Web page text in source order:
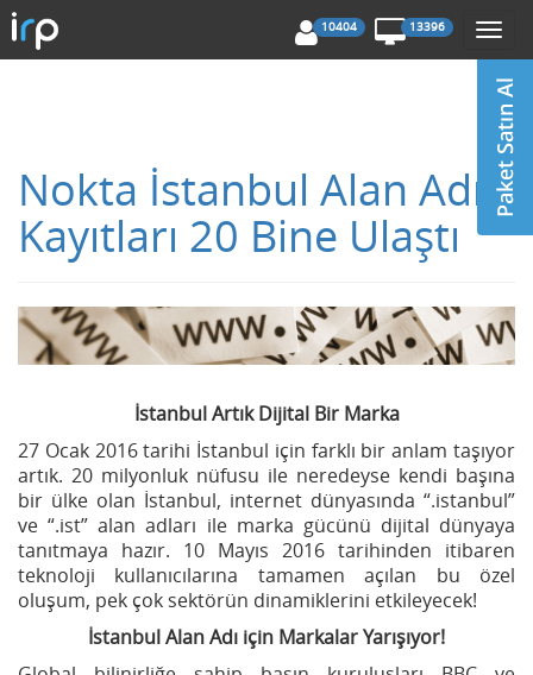
10404 13396
Nokta İstanbul Alan Adı
Kayıtları 20 Bine Ulaştı
İstanbul Artık Dijital Bir Marka
27 Ocak 2016 tarihi İstanbul için farklı bir anlam taşıyor
artık. 20 milyonluk nüfusu ile neredeyse kendi başına
bir ülke olan İstanbul, internet dünyasında “.istanbul”
ve “.ist” alan adları ile marka gücünü dijital dünyaya
tanıtmaya hazır. 10 Mayıs 2016 tarihinden itibaren
teknoloji kullanıcılarına tamamen açılan bu özel
oluşum, pek çok sektörün dinamiklerini etkileyecek!
İstanbul Alan Adı için Markalar Yarışıyor!